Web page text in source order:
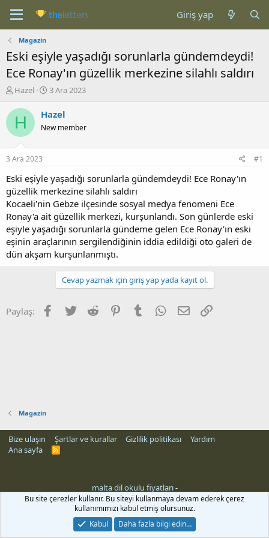
Giriş yap
Magazin
Eski eşiyle yaşadığı sorunlarla gündemdeydi!
Ece Ronay'ın güzellik merkezine silahlı saldırı
K
n
b
u
u
b
a
ş
l
a
t
a
n
Hazel
B
ş
a
ç
t
a
r
i
h
i
3 Ara 2023
H Hazel
New member
3 Ara 2023 #1
Eski eşiyle yaşadığı sorunlarla gündemdeydi! Ece Ronay'ın
güzellik merkezine silahlı saldırı
Kocaeli'nin Gebze ilçesinde sosyal medya fenomeni Ece
Ronay'a ait güzellik merkezi, kurşunlandı. Son günlerde eski
eşiyle yaşadığı sorunlarla gündeme gelen Ece Ronay'ın eski
eşinin araçlarının sergilendiğinin iddia edildiği oto galeri de
dün akşam kurşunlanmıştı.
Cevap yazmak için giriş yap yada kayıt ol.
Paylaş: Facebook
Twitter Reddit PinterestTumblr WhatsApp
E-posta
Magazin
Bize ulaşın Şartlar ve kurallar Gizlilik politikası
Yardım
Ana sayfa
R
malta dil okulu fiyatları-
Bu site çerezler kullanır. Bu siteyi kullanmaya devam ederek çerez
kullanımımızı kabul etmiş olursunuz.
Kabul
Daha fazla bilgi edin…